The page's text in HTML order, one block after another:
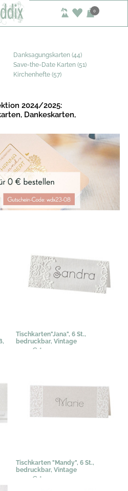
0
Danksagungskarten (44)
Save-the-Date Karten (51)
Kirchenhefte (57)
2024/2025:
Dankeskarten,
Tischkarten"Jana", 6 St.,
bedruckbar, Vintage
3,07 € *
Tischkarten "Mandy", 6 St.,
bedruckbar, Vintage
3,07 € *